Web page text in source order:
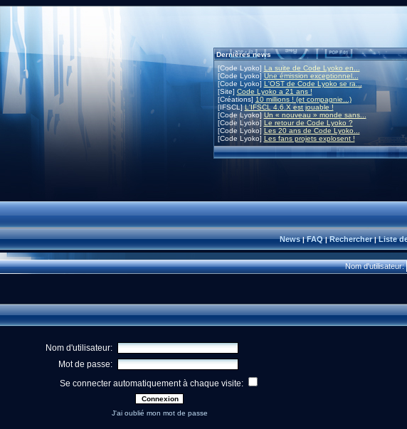
Dernières news
[Code Lyoko] La suite de Code Lyoko en...
[Code Lyoko]Une émission exceptionnel...
[Code Lyoko] L'OST de Code Lyoko se ra...
[Site] Code Lyoko a 21 ans !
[Créations] 10 millions ! (et compagnie...)
[IFSCL]L'IFSCL 4.6.X est jouable !
[Code Lyoko] Un « nouveau » monde sans...
[Code Lyoko] Le retour de Code Lyoko ?
[Code Lyoko] Les 20 ans de Code Lyoko...
[Code Lyoko] Les fans projets explosent !
News|FAQ|Rechercher|Liste
Nom d'utilisateur:
Nom d'utilisateur:
Mot de passe:
Se connecter automatiquement à chaque visite:
J'ai oublié mon mot de passe